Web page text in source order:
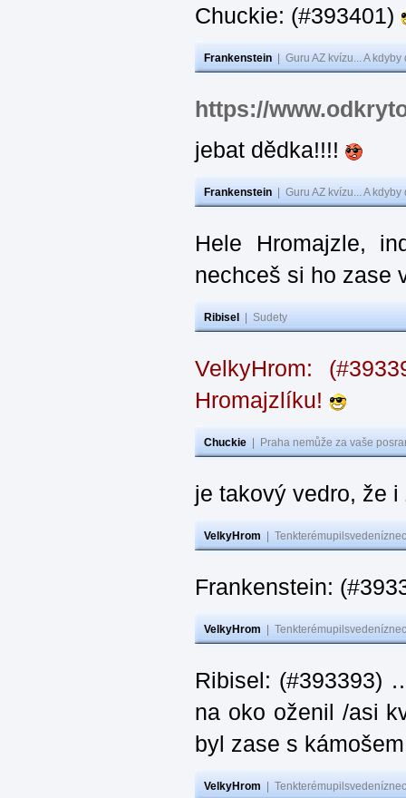
Chuckie: (#393401)
Frankenstein Guru AZ kvízu... A
https://
jebat dědka!!!!
Frankenstein Guru AZ kvízu... A
Hele Hromajzle,
nechceš si ho zase
Ribisel Sudety
VelkyHrom:
Hromajzlíku!
Chuckie Praha nemůže za vaše
je takový vedro, že
VelkyHrom
Frankenstein:
VelkyHrom
Ribisel: (#393393)
na oko oženil /asi
byl zase s
VelkyHrom